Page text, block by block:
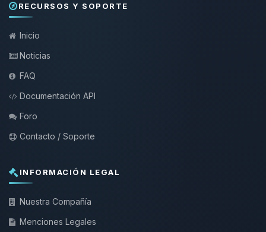
RECURSOS Y SOPORTE
Inicio
Noticias
FAQ
Documentación API
Foro
Contacto / Soporte
INFORMACIÓN LEGAL
Nuestra Compañía
Menciones Legales